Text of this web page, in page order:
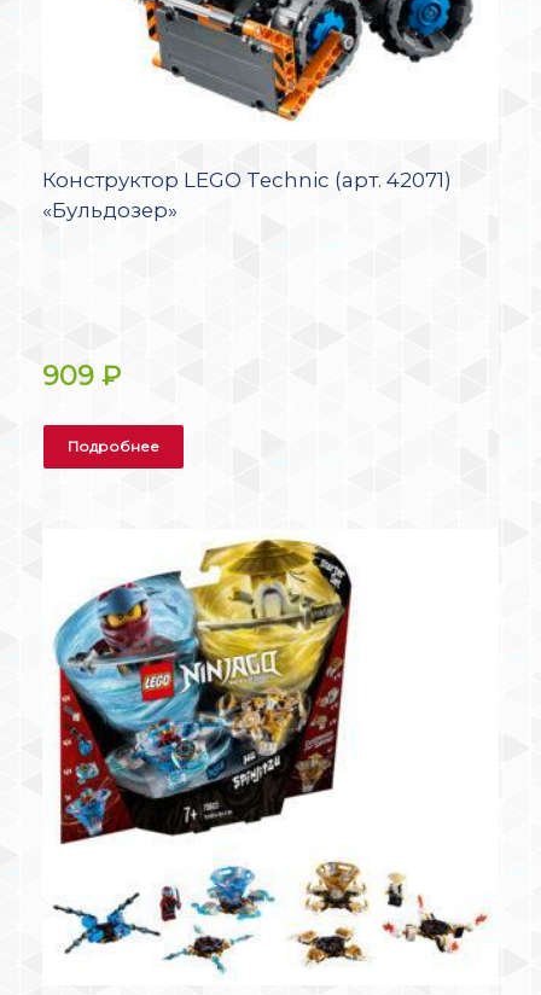
Конструктор LEGO Technic (арт. 42071)
«Бульдозер»
909 ₽
Подробнее